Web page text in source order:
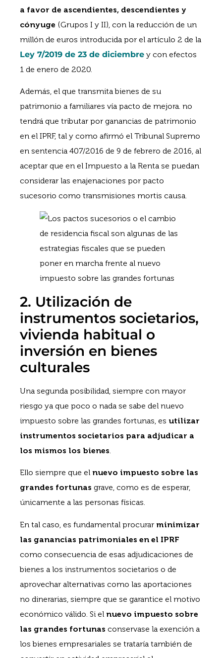
a favor de ascendientes, descendientes y
cónyuge (Grupos I y II), con la reducción de un
millón de euros introducida por el artículo 2 de la
Ley 7/2019 de 23 de diciembre y con efectos
1 de enero de 2020.
Además, el que transmita bienes de su
patrimonio a familiares vía pacto de mejora. no
tendrá que tributar por ganancias de patrimonio
en el IPRF, tal y como afirmó el Tribunal Supremo
en sentencia 407/2016 de 9 de febrero de 2016, al
aceptar que en el Impuesto a la Renta se puedan
considerar las enajenaciones por pacto
sucesorio como transmisiones mortis causa.
2. Utilización de
instrumentos societarios,
vivienda habitual o
inversión en bienes
culturales
Una segunda posibilidad, siempre con mayor
riesgo ya que poco o nada se sabe del nuevo
impuesto sobre las grandes fortunas, es utilizar
instrumentos societarios para adjudicar a
los mismos los bienes.
Ello siempre que el nuevo impuesto sobre las
grandes fortunas grave, como es de esperar,
únicamente a las personas físicas.
En tal caso, es fundamental procurar minimizar
las ganancias patrimoniales en el IPRF
como consecuencia de esas adjudicaciones de
bienes a los instrumentos societarios o de
aprovechar alternativas como las aportaciones
no dinerarias, siempre que se garantice el motivo
económico válido. Si el nuevo impuesto sobre
las grandes fortunas conservase la exención a
los bienes empresariales se trataría también de